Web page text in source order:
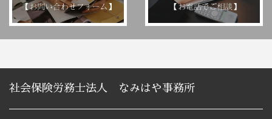
社会保険労務士法人 なみはや事務所